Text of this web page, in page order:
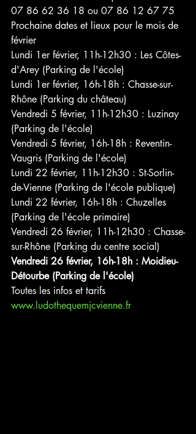
07 86 62 36 18 ou 07 86 12 67 75
Prochaine dates et lieux pour le mois de
février
Lundi 1er février, 11h-12h30 : Les Côtes-
d'Arey (Parking de l'école)
Lundi 1er février, 16h-18h : Chasse-sur-
Rhône (Parking du château)
Vendredi 5 février, 11h-12h30 : Luzinay
(Parking de l'école)
Vendredi 5 février, 16h-18h : Reventin-
Vaugris (Parking de l'école)
Lundi 22 février, 11h-12h30 : St-Sorlin-
de-Vienne (Parking de l'école publique)
Lundi 22 février, 16h-18h : Chuzelles
(Parking de l'école primaire)
Vendredi 26 février, 11h-12h30 : Chasse-
sur-Rhône (Parking du centre social)
Vendredi 26 février, 16h-18h : Moidieu-
Détourbe (Parking de l'école)
Toutes les infos et tarifs
www.ludothequemjcvienne.fr